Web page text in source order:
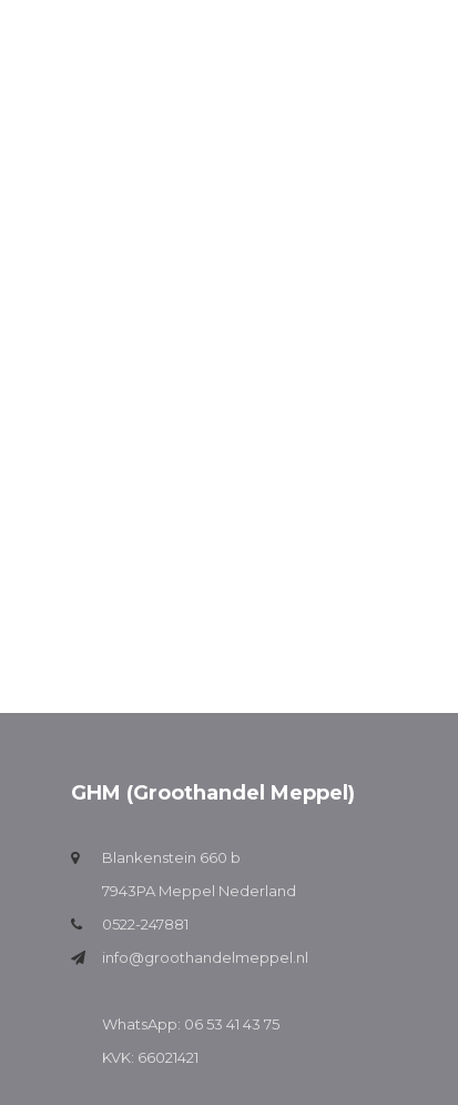
GHM (Groothandel Meppel)
Blankenstein 660 b
7943PA Meppel Nederland
0522-247881
info@groothandelmeppel.nl
WhatsApp: 06 53 41 43 75
KVK: 66021421